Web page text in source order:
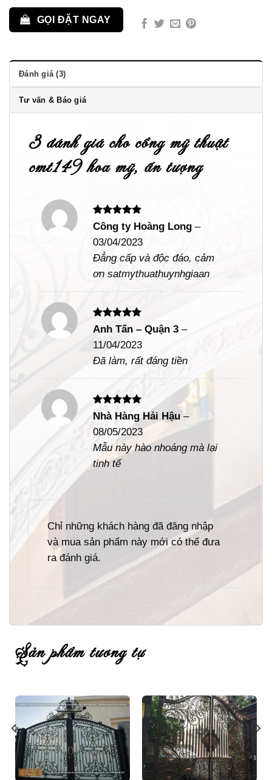
GỌI ĐẶT NGAY
Đánh giá (3)
Tư vấn & Báo giá
3 đánh giá chocổng mỹ thuật
cmt149 hoa mỹ, ấn tượng
Được xếp
hạng5
5
sao
Công ty Hoàng Long–
03/04/2023
Đẳng cấp và độc đáo, cảm
ơn satmythuathuynhgiaan
Được xếp
sao
Anh Tấn – Quận 3–
11/04/2023
Đã làm, rất đáng tiền
Được xếp
sao
Nhà Hàng Hải Hậu–
08/05/2023
Mẫu này hào nhoáng mà lại
tinh tế
Chỉ những khách hàng đã đăng nhập
và mua sản phẩm này mới có thể đưa
ra đánh giá.
sản phẩm tương tự